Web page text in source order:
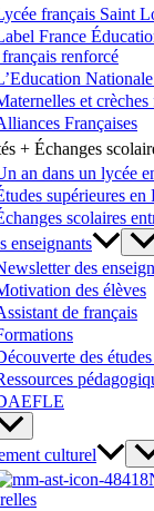
français Saint
France
renforcé
et
Françaises
+ Échanges
an dans un lycée
supérieures en
scolaires
enseignants
des
des élèves
de français
des
culturel